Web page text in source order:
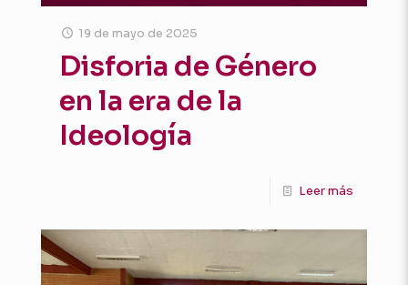
19 de mayo de 2025
Disforia de Género
en la era de la
Ideología
Leer más